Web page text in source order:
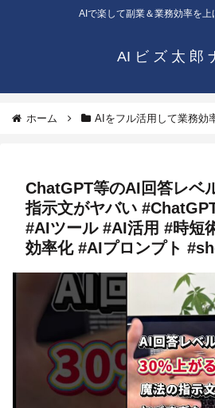
AIで楽して副業＆業務効率を上
AI ビ ズ 太 郎
ホーム AIをフル活用して業務効
ChatGPT等のAI回答レベ
指示文がヤバい
#AIツール #AI活用 #時短
効率化 #AIプロンプト